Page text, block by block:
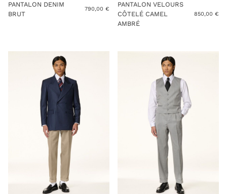
PANTALON DENIM
BRUT
790,00 €
PANTALON VELOURS
CÔTELÉ CAMEL
AMBRÉ
850,00€